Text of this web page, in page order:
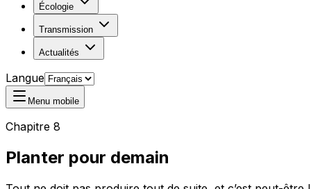
Écologie
Transmission
Actualités
Langue
Menu mobile
Chapitre 8
Planter pour demain